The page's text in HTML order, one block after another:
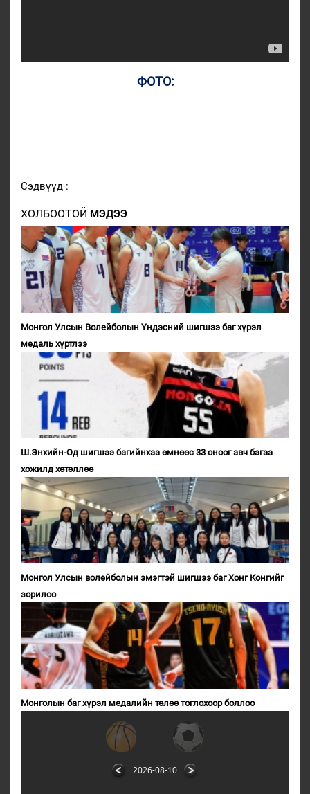
ФОТО:
Сэдвүүд :
ХОЛБООТОЙ МЭДЭЭ
Монгол Улсын Волейболын Үндэсний шигшээ баг хүрэл
медаль хүртлээ
Ш.Энхийн-Од шигшээ багийнхаа өмнөөс 33 оноог авч багаа
хожилд хөтөллөө
Монгол Улсын волейболын эмэгтэй шигшээ баг Хонг Конгийг
зорилоо
Монголын баг хүрэл медалийн төлөө тоглохоор боллоо
2026-08-10